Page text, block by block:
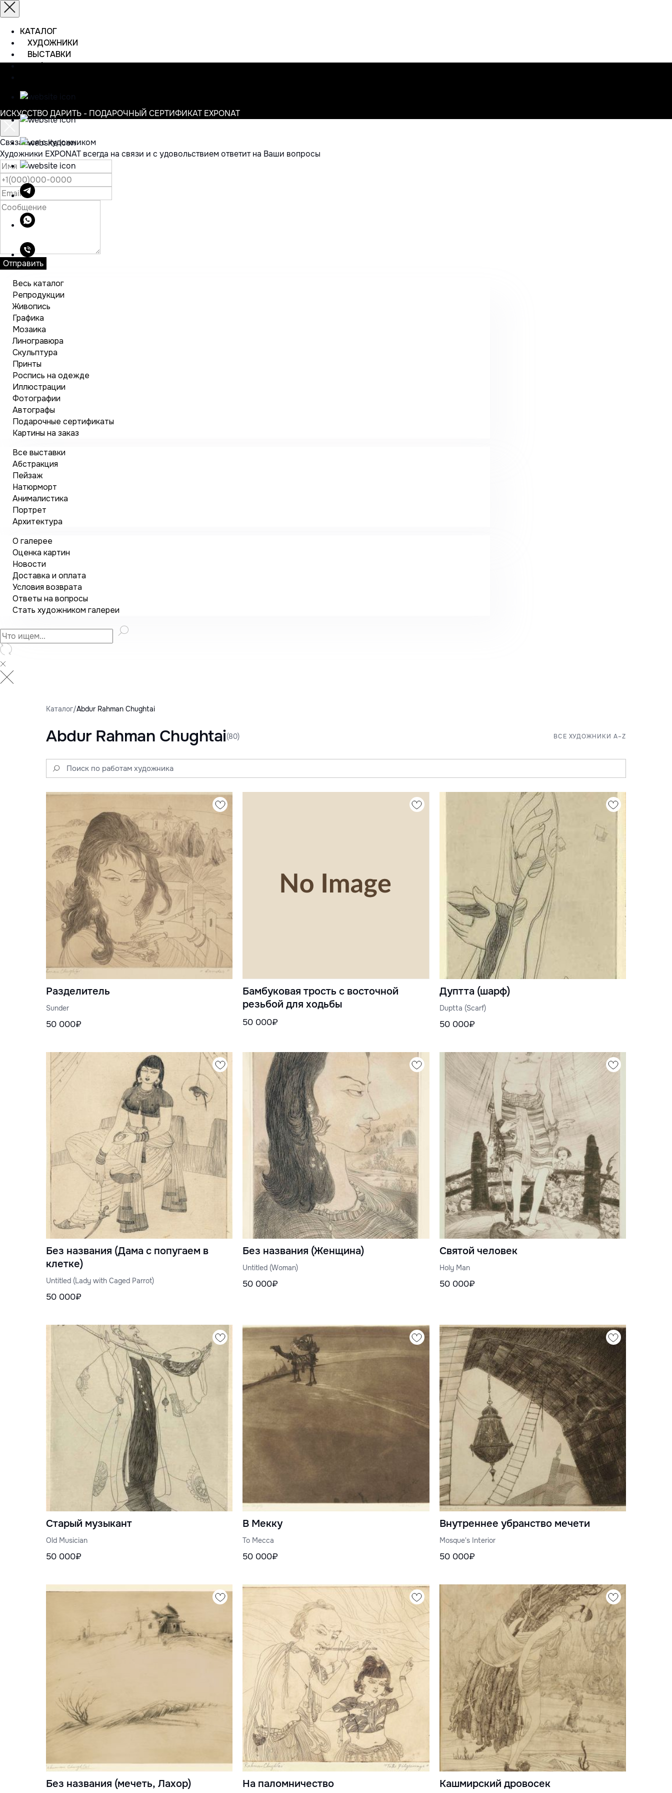
КАТАЛОГ
ХУДОЖНИКИ
ВЫСТАВКИ
ИНФОРМАЦИЯ
ИСКУССТВО ДАРИТЬ - ПОДАРОЧНЫЙ СЕРТИФИКАТ EXPONAT
Связаться с художником
Художники EXPONAT всегда на связи и с удовольствием ответит на Ваши вопросы
Отправить
Весь каталог
Репродукции
Живопись
Графика
Мозаика
Линогравюра
Скульптура
Принты
Роспись на одежде
Иллюстрации
Фотографии
Автографы
Подарочные сертификаты
Картины на заказ
Все выставки
Абстракция
Пейзаж
Натюрморт
Анималистика
Портрет
Архитектура
О галерее
Оценка картин
Новости
Доставка и оплата
Условия возврата
Ответы на вопросы
Стать художником галереи
Каталог/Abdur Rahman Chughtai
Abdur Rahman Chughtai(80) ВСЕ ХУДОЖНИКИ A–Z
Разделитель
Sunder
50 000₽
Бамбуковая трость с восточной
резьбой для ходьбы
50 000₽
Дуптта (шарф)
Duptta (Scarf)
50 000₽
Без названия (Дама с попугаем в
клетке)
Untitled (Lady with Caged Parrot)
50 000₽
Без названия (Женщина)
Untitled (Woman)
50 000₽
Святой человек
Holy Man
50 000₽
Старый музыкант
Old Musician
50 000₽
В Мекку
To Mecca
50 000₽
Внутреннее убранство мечети
Mosque's Interior
50 000₽
Без названия (мечеть, Лахор) На паломничество Кашмирский дровосек